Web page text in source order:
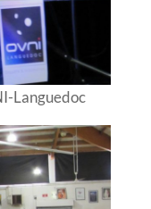
Languedoc